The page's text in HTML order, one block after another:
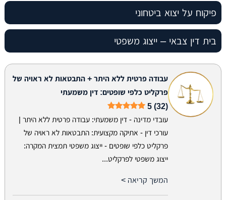
פיקוח על יצוא ביטחוני
בית דין צבאי – ייצוג משפטי
עבודה פרטית ללא היתר + התבטאות לא ראויה של
פרקליט כלפי שופטים: דין משמעתי
5 (32)
עובדי מדינה - דין משמעתי: עבודה פרטית ללא היתר |
עורכי דין - אתיקה מקצועית: התבטאות לא ראויה של
פרקליט כלפי שופטים - ייצוג משפטי תמצית המקרה:
ייצוג משפטי לפרקליט...
המשך קריאה >